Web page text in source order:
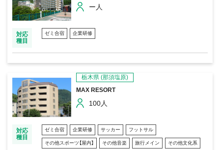
ー人
対応
種目
ゼミ合宿 企業研修
栃木県 (那須塩原)
MAX RESORT
100人
対応
種目
ゼミ合宿 企業研修 サッカー フットサル
その他スポーツ【屋内】 その他音楽 旅行メイン その他文化系